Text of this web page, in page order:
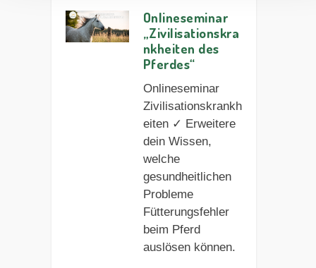
Onlineseminar
„Zivilisationskra
nkheiten des
Pferdes“
Onlineseminar
Zivilisationskrankh
eiten ✓ Erweitere
dein Wissen,
welche
gesundheitlichen
Probleme
Fütterungsfehler
beim Pferd
auslösen können.